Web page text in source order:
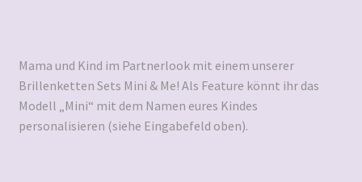
Mama und Kind im Partnerlook mit einem unserer
Brillenketten Sets Mini & Me! Als Feature könnt ihr das
Modell „Mini“ mit dem Namen eures Kindes
personalisieren (siehe Eingabefeld oben).